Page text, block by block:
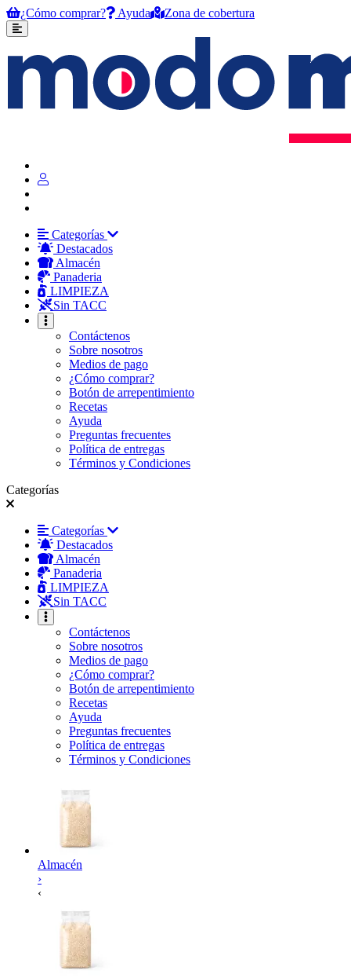
¿Cómo comprar? Ayuda Zona de cobertura
Categorías
Destacados
Almacén
Panaderia
LIMPIEZA
Sin TACC
Contáctenos
Sobre nosotros
Medios de pago
¿Cómo comprar?
Botón de arrepentimiento
Recetas
Ayuda
Preguntas frecuentes
Política de entregas
Términos y Condiciones
Categorías
Categorías
Destacados
Almacén
Panaderia
LIMPIEZA
Sin TACC
Contáctenos
Sobre nosotros
Medios de pago
¿Cómo comprar?
Botón de arrepentimiento
Recetas
Ayuda
Preguntas frecuentes
Política de entregas
Términos y Condiciones
Almacén
›
‹